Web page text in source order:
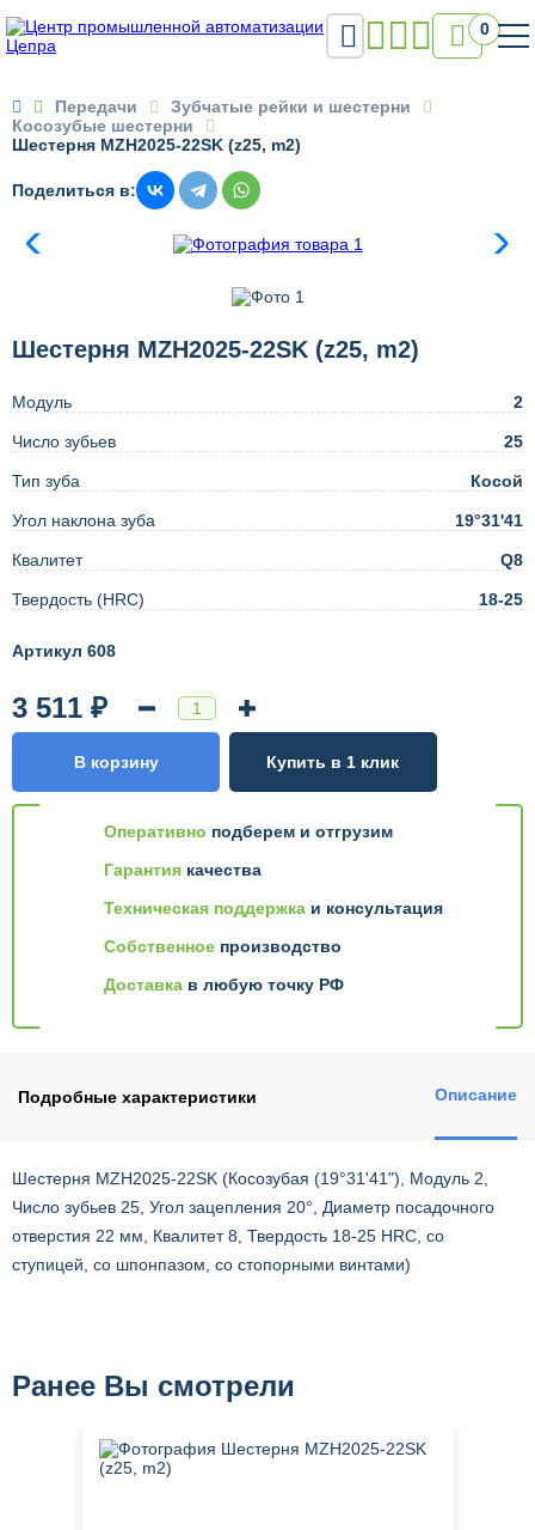
 0
 Передачи
Зубчатые рейки и шестерни
Косозубые шестерни
Шестерня MZH2025-22SK (z25, m2)
Поделиться в:
Шестерня MZH2025-22SK (z25, m2)
Модуль 2
Число зубьев 25
Тип зуба Косой
Угол наклона зуба 19°31'41
Квалитет Q8
Твердость (HRC) 18-25
Артикул 608
Оперативно подберем и отгрузим
Гарантия качества
Техническая поддержка и консультация
Собственное производство
Доставка в любую точку РФ
3 511 ₽
В корзину Купить в 1 клик
Подробные характеристики Описание
Шестерня MZH2025-22SK (Косозубая (19°31'41"), Модуль 2,
Число зубьев 25, Угол зацепления 20°, Диаметр посадочного
отверстия 22 мм, Квалитет 8, Твердость 18-25 HRC, со
ступицей, со шпонпазом, со стопорными винтами)
Ранее Вы смотрели